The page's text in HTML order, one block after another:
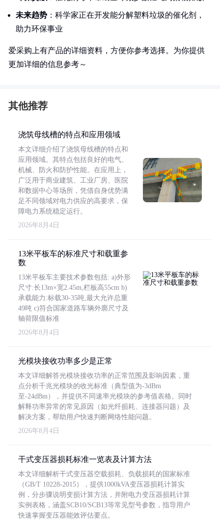
未来趋势 ：科学家正在开发能分解塑料垃圾的催化剂，
助力环保事业
爱采购上有产品的详细资料，方便你参考选择。为你提供
更加详细的信息参考～
其他推荐
浇筑母线槽的特点和应用领域
本文详细介绍了浇筑母线槽的特点和
应用领域。其特点包括良好的电气、
机械、防火和防护性能。在应用上，
广泛用于商业建筑、工业厂房、医院
和数据中心等场所，凭借自身优势满
足不同领域对电力供应的高要求，保
障电力系统稳定运行。
2026年8月4日
13米平板车的标准尺寸和载重参
数
13米平板车主要技术参数包括: a)外形
尺寸:长13m×宽2.45m,栏板高55cm b)
承载能力:标载30-35吨,最大允许总重
49吨 c)符合国家道路车辆外廓尺寸及
轴荷限值标准
2026年8月4日
光模块接收功率多少是正常
本文详细解答光模块接收功率的正常范围及影响因素，重
点分析千兆光模块的收光标准（典型值为-3dBm
至-24dBm），并提供不同速率光模块的参考值表格。同时
解释功率异常的常见原因（如光纤损耗、连接器问题）及
解决方案，帮助用户快速判断网络性能问题。
2026年8月4日
干式变压器损耗标准一览表及计算方法
本文详细解析干式变压器空载损耗、负载损耗的国家标准
（GB/T 10228-2015），提供1000kVA变压器损耗计算实
例，分步骤说明变损计算方法，并附电力变压器损耗计算
实例表格，涵盖SCB10/SCB13等常见型号参数，指导用户
快速掌握变压器能效评估要点。